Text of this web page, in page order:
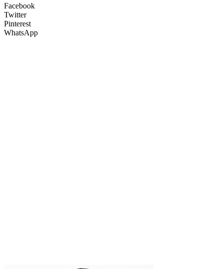
Facebook
Twitter
Pinterest
WhatsApp